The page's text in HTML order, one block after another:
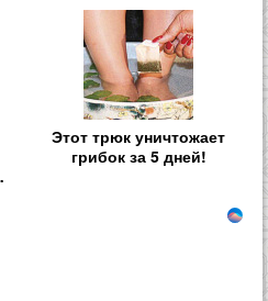
Этот трюк уничтожает
грибок за 5 дней!